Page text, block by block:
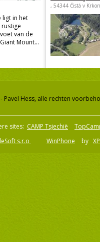
ligt in het
van de
Mount...
, 54344 Čistá v
Pavel Hess, alle rechten
sites: CAMP Tsjechië
s.r.o WinPhone by